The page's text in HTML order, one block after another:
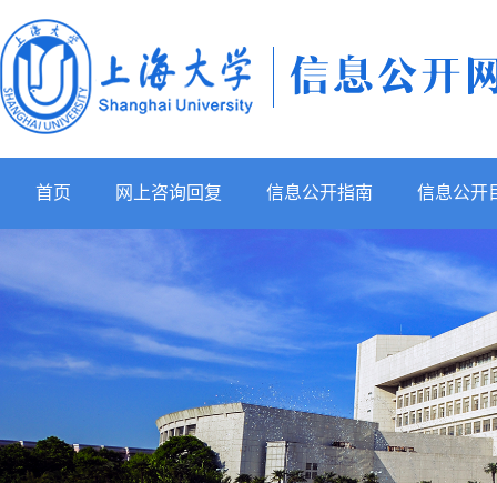
首页 网上咨询回复 信息公开指南 信息公开